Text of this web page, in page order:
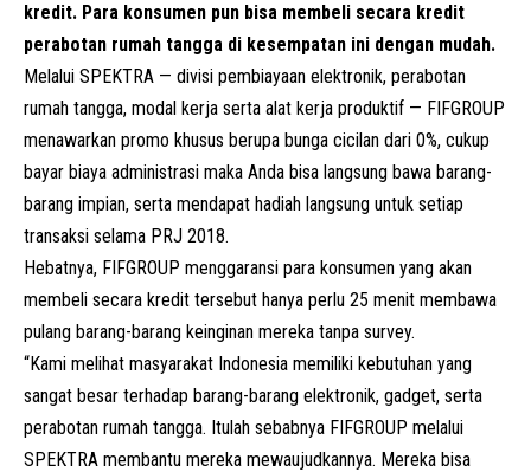
kredit. Para konsumen pun bisa membeli secara kredit
perabotan rumah tangga di kesempatan ini dengan mudah.
Melalui SPEKTRA — divisi pembiayaan elektronik, perabotan
rumah tangga, modal kerja serta alat kerja produktif — FIFGROUP
menawarkan promo khusus berupa bunga cicilan dari 0%, cukup
bayar biaya administrasi maka Anda bisa langsung bawa barang-
barang impian, serta mendapat hadiah langsung untuk setiap
transaksi selama PRJ 2018.
Hebatnya, FIFGROUP menggaransi para konsumen yang akan
membeli secara kredit tersebut hanya perlu 25 menit membawa
pulang barang-barang keinginan mereka tanpa survey.
“Kami melihat masyarakat Indonesia memiliki kebutuhan yang
sangat besar terhadap barang-barang elektronik, gadget, serta
perabotan rumah tangga. Itulah sebabnya FIFGROUP melalui
SPEKTRA membantu mereka mewaujudkannya. Mereka bisa